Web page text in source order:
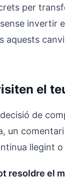
per
invertir
aquests
el
de
un
llegint o
resoldre el